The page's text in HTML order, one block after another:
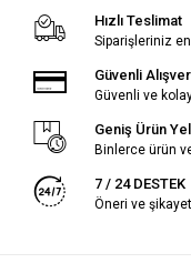
Hızlı Teslimat
Siparişleriniz
Güvenli
Güvenli ve
Geniş Ürün
Binlerce ürün
7 / 24 DESTEK
Öneri ve